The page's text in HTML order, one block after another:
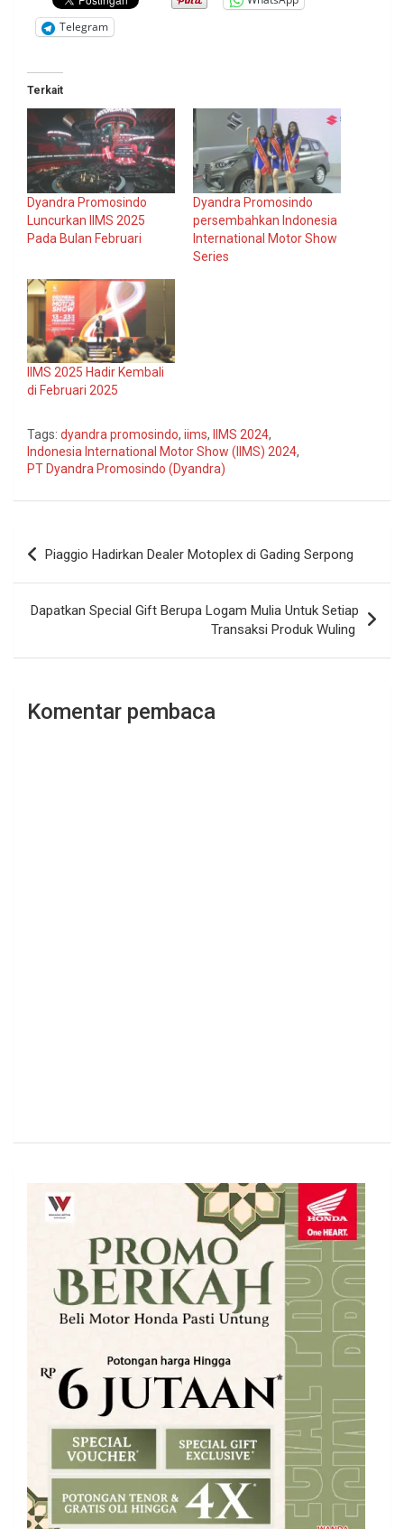
Telegram
Terkait
Dyandra Promosindo
Luncurkan IIMS 2025
Pada Bulan Februari
Dyandra Promosindo
persembahkan Indonesia
International Motor Show
Series
IIMS 2025 Hadir Kembali
di Februari 2025
Tags: dyandra promosindo, iims, IIMS 2024,
Indonesia International Motor Show (IIMS) 2024,
PT Dyandra Promosindo (Dyandra)
Navigasi
pos
Piaggio Hadirkan Dealer Motoplex di Gading Serpong
Dapatkan Special Gift Berupa Logam Mulia Untuk Setiap
Transaksi Produk Wuling
Komentar pembaca